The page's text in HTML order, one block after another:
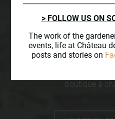
> FOLLOW US ON
The work of the
events, life at Château
posts and stories on
Les
Château
Le Château de Valmer est
dans ses jardins
boutique à